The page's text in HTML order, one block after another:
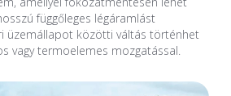
függőleges légáramlást
üzemállapot közötti váltás történhet
vagy termoelemes mozgatással.